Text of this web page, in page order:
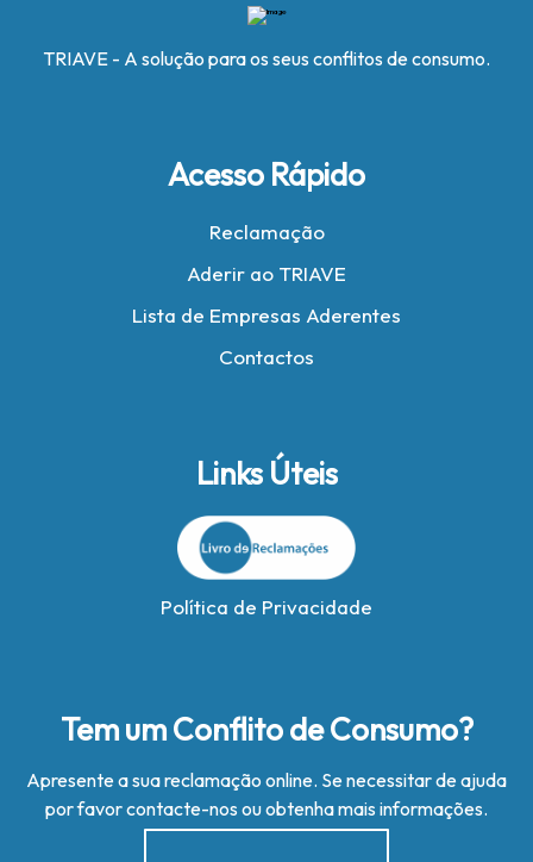
TRIAVE - A solução para os seus conflitos de consumo.
Acesso Rápido
Reclamação
Aderir ao TRIAVE
Lista de Empresas Aderentes
Contactos
Links Úteis
Política de Privacidade
Tem um Conflito de Consumo?
Apresente a sua reclamação online. Se necessitar de ajuda
por favor contacte-nos ou obtenha mais informações.